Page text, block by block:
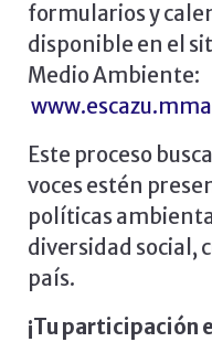
formularios y
disponible en el
Medio Ambiente:
Este proceso
voces estén
políticas
diversidad social,
país.
¡Tu participación